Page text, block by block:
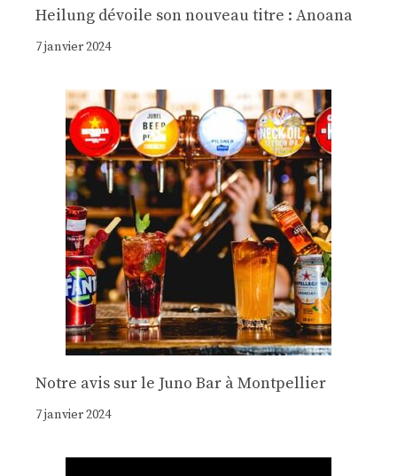
Heilung dévoile son nouveau titre : Anoana
7 janvier 2024
Notre avis sur le Juno Bar à Montpellier
7 janvier 2024